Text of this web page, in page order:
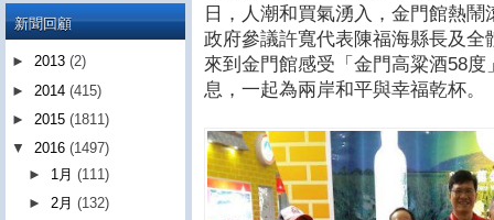
日，人潮和買氣湧入，金門館熱
政府參議許寬代表陳福海縣長及
來到金門館感受「金門高粱酒58
息，一起為兩岸和平與幸福乾杯。
新聞回顧
► 2013 (2)
► 2014 (415)
► 2015 (1811)
▼ 2016 (1497)
► 1月(111)
►2月(132)